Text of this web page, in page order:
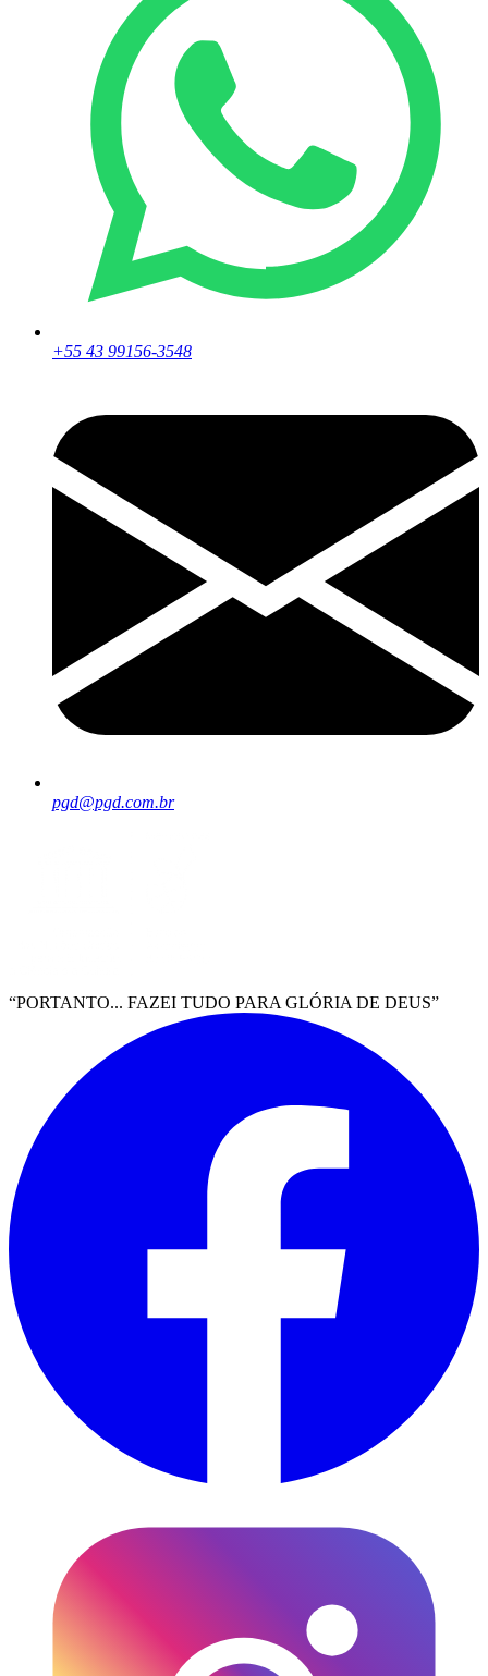
+55 43 99156-3548
pgd@pgd.com.br
“PORTANTO... FAZEI TUDO PARA GLÓRIA DE DEUS”